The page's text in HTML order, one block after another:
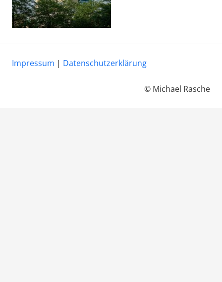
Impressum | Datenschutzerklärung
© Michael Rasche